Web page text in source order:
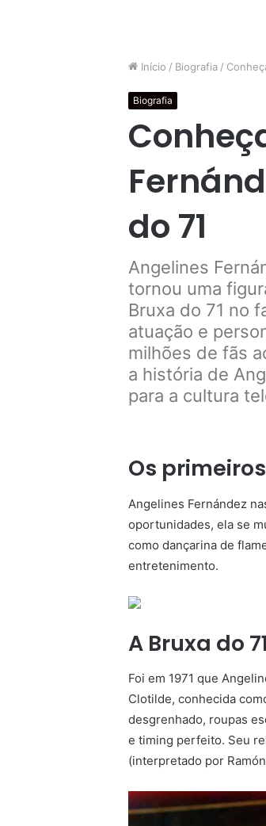
Início / Biografia /
Biografia
do 71
Angelines
tornou uma
Bruxa do 71 no
atuação e
milhões de fãs
a história de
para a cultura
Os
Angelines Fernández
oportunidades, ela se
como dançarina de
entretenimento.
A Bruxa do 71
Foi em 1971 que
Clotilde, conhecida
desgrenhado, roupas
e timing perfeito. Seu
(interpretado por